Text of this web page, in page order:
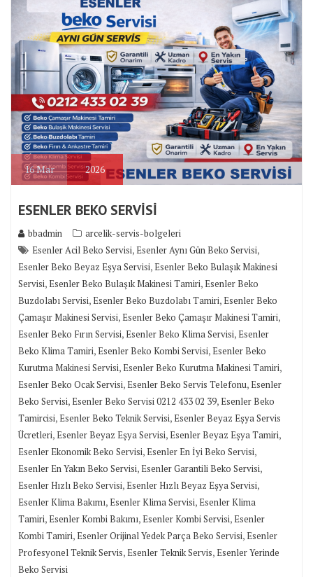
16Mar 2026
ESENLER BEKO SERVİSİ
bbadmin
arcelik-servis-bolgeleri
Esenler Acil Beko Servisi,Esenler Aynı Gün Beko Servisi,
Esenler Beko Beyaz Eşya Servisi,Esenler Beko Bulaşık Makinesi
Servisi,Esenler Beko Bulaşık Makinesi Tamiri,Esenler Beko
Buzdolabı Servisi,Esenler Beko Buzdolabı Tamiri,Esenler Beko
Çamaşır Makinesi Servisi,Esenler Beko Çamaşır Makinesi Tamiri,
Esenler Beko Fırın Servisi,Esenler Beko Klima Servisi,Esenler
Beko Klima Tamiri,Esenler Beko Kombi Servisi,Esenler Beko
Kurutma Makinesi Servisi,Esenler Beko Kurutma Makinesi Tamiri,
Esenler Beko Ocak Servisi,Esenler Beko Servis Telefonu,Esenler
Beko Servisi,Esenler Beko Servisi 0212 433 02 39,Esenler Beko
Tamircisi,Esenler Beko Teknik Servisi,Esenler Beyaz Eşya Servis
Ücretleri,Esenler Beyaz Eşya Servisi,Esenler Beyaz Eşya Tamiri,
Esenler Ekonomik Beko Servisi,Esenler En İyi Beko Servisi,
Esenler En Yakın Beko Servisi,Esenler Garantili Beko Servisi,
Esenler Hızlı Beko Servisi,Esenler Hızlı Beyaz Eşya Servisi,
Esenler Klima Bakımı,Esenler Klima Servisi,Esenler Klima
Tamiri,Esenler Kombi Bakımı,Esenler Kombi Servisi,Esenler
Kombi Tamiri,Esenler Orijinal Yedek Parça Beko Servisi,Esenler
Profesyonel Teknik Servis,Esenler Teknik Servis,Esenler Yerinde
Beko Servisi